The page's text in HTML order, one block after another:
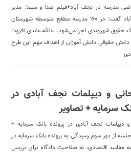
مدرسه در نجف آباد+فیلم صدا و سیما: مدیر
آموزش پرورش شهرستان نجف آباد گفت: در ۱۶۰ مدرسه مطقع متوسطه شهرستان
شهروندی اجرا می‌شود. یدالله عابدی افزود:
دانش حقوقی دانش آموزان از اهداف مهم این طرح
و دیپلمات نجف آبادی در
سرمایه + تصاویر
و دیپلمات نجف آبادی در پرونده بانک سرمایه +
از دور سوم رسیدگی به پرونده بانک سرمایه در
مفاسد اقتصادی، به صلاحیت دادگاه برای بررسی